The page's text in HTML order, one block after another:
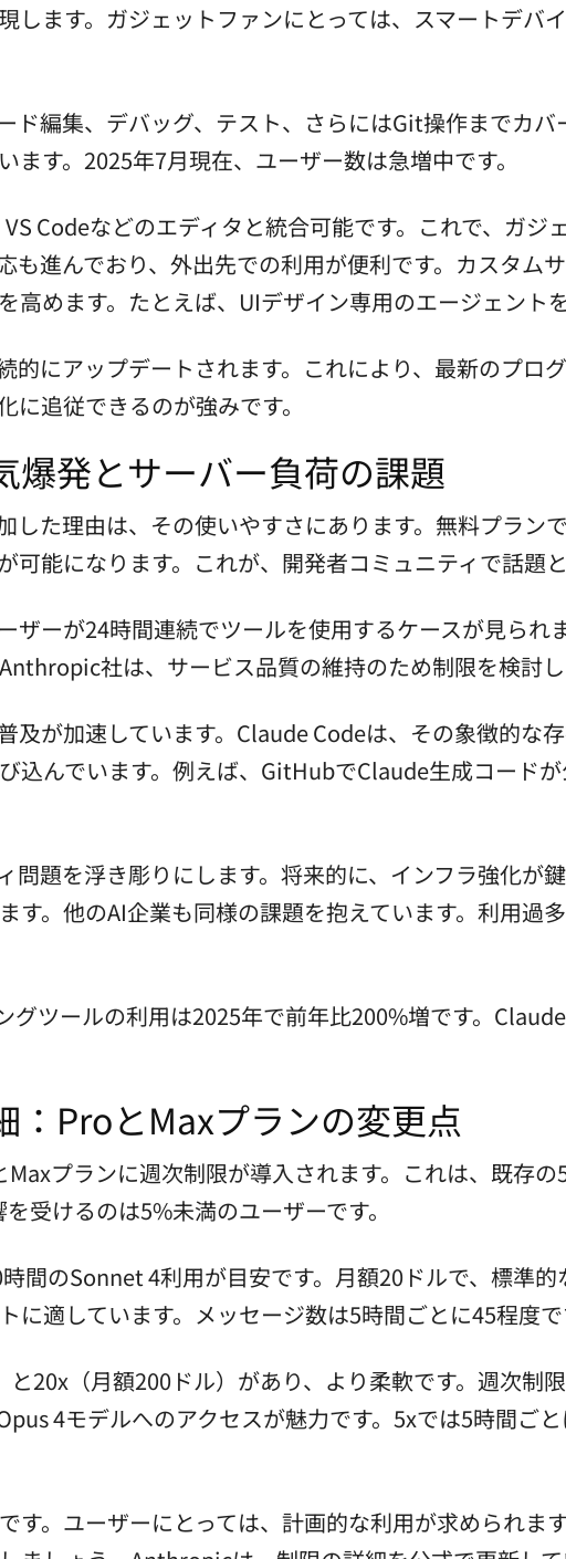
します。ガジェットファンにとっては、スマートデバ
ド編集、デバッグ、テスト、さらにはGit操作までカ
ます。2025年7月現在、ユーザー数は急増中です。
Codeなどのエディタと統合可能です。これで、ガジ
も進んでおり、外出先での利用が便利です。カスタム
高めます。たとえば、UIデザイン専用のエージェントを
的にアップデートされます。これにより、最新のプロ
追従できるのが強みです。
爆発とサーバー負荷の課題
た理由は、その使いやすさにあります。無料プラン
能になります。これが、開発者コミュニティで話題と
ザーが24時間連続でツールを使用するケースが見られ
社は、サービス品質の維持のため制限を検討し
及が加速しています。Claude Codeは、その象徴的な
込んでいます。例えば、GitHubでClaude生成コード
問題を浮き彫りにします。将来的に、インフラ強化が
す。他のAI企業も同様の課題を抱えています。利用過
グツールの利用は2025年で前年比200%増です。
：ProとMaxプランの変更点
プランに週次制限が導入されます。これは、既存
受けるのは5%未満のユーザーです。
間のSonnet 4利用が目安です。月額20ドルで、標準
に適しています。メッセージ数は5時間ごとに45程度で
20x（月額200ドル）があり、より柔軟です。週次制
4モデルへのアクセスが魅力です。5xでは5時間ご
す。ユーザーにとっては、計画的な利用が求められま